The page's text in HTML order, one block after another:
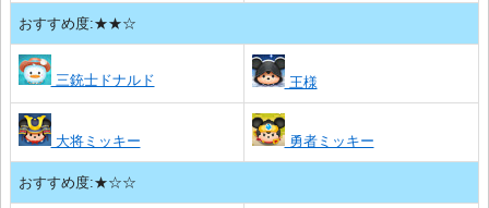
おすすめ度:★★☆
三銃士ドナルド 王様
大将ミッキー 勇者ミッキー
おすすめ度:★☆☆